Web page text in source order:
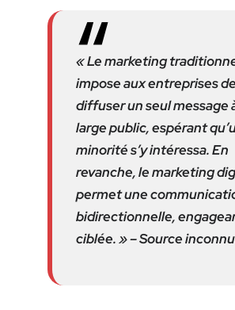
« Le marketing
impose aux entreprises de
diffuser un seul message
large public, espérant
minorité s’y intéressa. En
revanche, le marketing
permet une
bidirectionnelle,
ciblée. » – Source